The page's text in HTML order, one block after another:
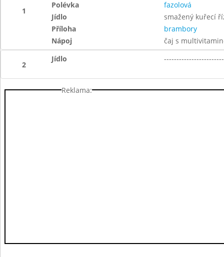
1
Polévka
fazolová
Jídlo
smažený kuřecí
Příloha
brambory
Nápoj
čaj s
2
Jídlo
Reklama: